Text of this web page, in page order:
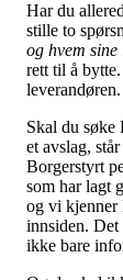
Har du
stille to
og hvem
rett til å
leverandøren.
Skal du søke
et avslag,
Borgerstyrt
som har lagt
og vi kjenner
innsiden.
ikke bare